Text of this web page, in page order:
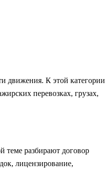
движения. К этой категории
перевозках, грузах,
теме разбирают договор
лицензирование,